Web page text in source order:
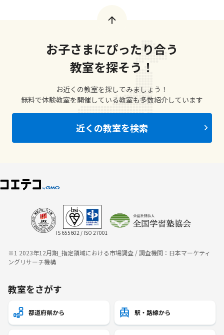
お子さまにぴったり合う
教室を探そう！
お近くの教室を探してみましょう！
無料で体験教室を開催している教室も多数紹介しています
近くの教室を検索
IS 655602 / ISO 27001
※1 2023年12月期_指定領域における市場調査 / 調査機関：日本マーケティ
ングリサーチ機構
教室をさがす
都道府県から 駅・路線から